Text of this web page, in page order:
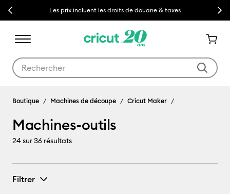
Previous Les prix incluent les droits de douane & taxes Next
Machines-outils
Boutique Machines de découpe Cricut Maker
Machines-outils
24sur 36 résultats
Filtrer